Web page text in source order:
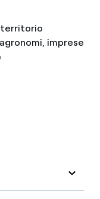
territorio
imprese